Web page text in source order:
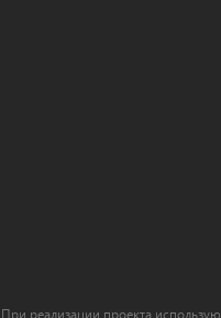
При реализации проекта